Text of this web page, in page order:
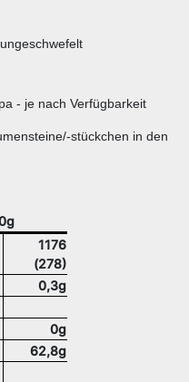
- je nach Verfügbarkeit
stückchen in den
1176
(278)
0,3g
0g
62,8g